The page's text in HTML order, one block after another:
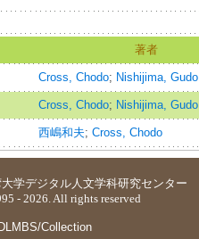
著者
Cross, Chodo; Nishijima, Gudo
Cross, Chodo; Nishijima, Gudo
西嶋和夫; Cross, Chodo
大学デジタル人文学科研究センター
- 2026. All rights reserved
Collection